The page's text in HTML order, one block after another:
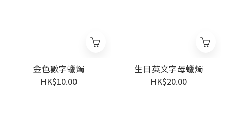
金色數字蠟燭
HK$10.00
生日英文字母蠟燭
HK$20.00